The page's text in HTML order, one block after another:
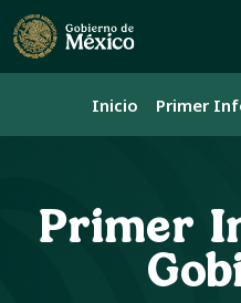
Inicio Primer
Primer